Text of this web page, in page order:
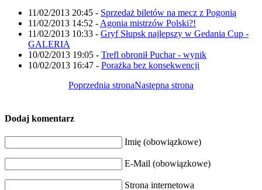
11/02/2013 20:45 - Sprzedaż biletów na mecz z Pogonią
11/02/2013 14:52 - Agonia mistrzów Polski?!
11/02/2013 10:33 - Gryf Słupsk najlepszy w Gedania Cup -
GALERIA
10/02/2013 19:05 - Trefl obronił Puchar - wynik
10/02/2013 16:47 - Porażka bez konsekwencji
Poprzednia stronaNastępna strona
Dodaj komentarz
Imię (obowiązkowe)
E-Mail (obowiązkowe)
Strona internetowa